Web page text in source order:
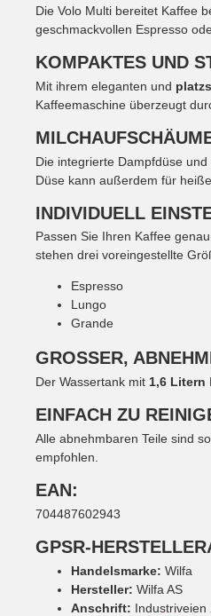
Die Volo Multi bereitet Kaffee
geschmackvollen Espresso
KOMPAKTES UND
Mit ihrem eleganten und
Kaffeemaschine überzeugt
Die integrierte Dampfdüse
Düse kann außerdem für
INDIVIDUELL
Passen Sie Ihren Kaffee
stehen drei voreingestellte
Espresso
Lungo
Grande
GROSSER,
Der Wassertank mit 1,6 Litern
EINFACH ZU
Alle abnehmbaren Teile sind
empfohlen.
EAN:
704487602943
GPSR-
Handelsmarke: Wilfa
Hersteller: Wilfa AS
Anschrift: Industriveien